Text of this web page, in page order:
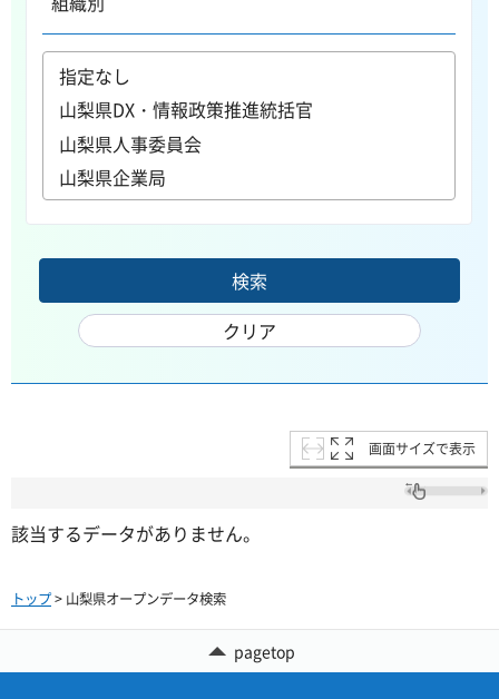
画面サイズで表示
該当するデータがありません。
トップ> 山梨県オープンデータ検索
pagetop